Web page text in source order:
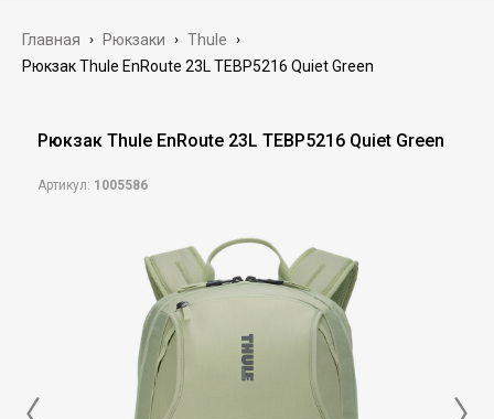
Главная › Рюкзаки › Thule ›
Рюкзак Thule EnRoute 23L TEBP5216 Quiet Green
Рюкзак Thule EnRoute 23L TEBP5216 Quiet Green
Артикул: 1005586